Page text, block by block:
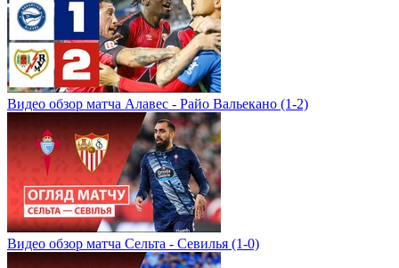
Видео обзор матча Алавес - Райо Вальекано (1-2)
Видео обзор матча Сельта - Севилья (1-0)